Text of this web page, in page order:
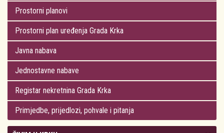
Prostorni planovi
Prostorni plan uređenja Grada Krka
Javna nabava
Jednostavne nabave
Registar nekretnina Grada Krka
Primjedbe, prijedlozi, pohvale i pitanja